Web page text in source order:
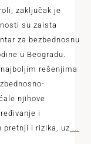
zaključak je
su zaista
za bezbednosnu
u Beogradu.
rešenjima
njihove
i
pretnji i rizika, uz